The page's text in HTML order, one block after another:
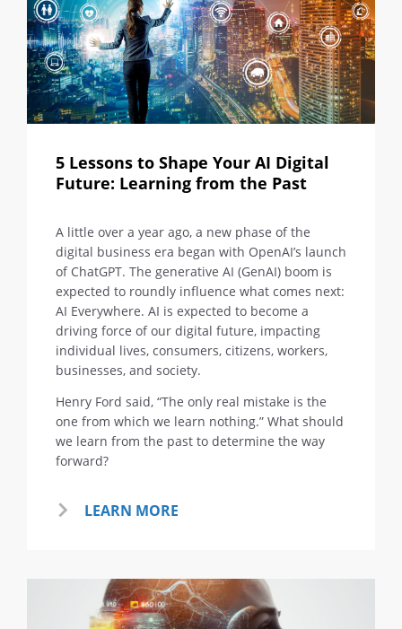
5 Lessons to Shape Your AI Digital
Future: Learning from the Past
A little over a year ago, a new phase of the
digital business era began with OpenAI’s launch
of ChatGPT. The generative AI (GenAI) boom is
expected to roundly influence what comes next:
AI Everywhere. AI is expected to become a
driving force of our digital future, impacting
individual lives, consumers, citizens, workers,
businesses, and society.
Henry Ford said, “The only real mistake is the
one from which we learn nothing.” What should
we learn from the past to determine the way
forward?
LEARN MORE